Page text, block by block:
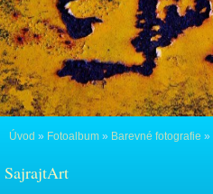
Úvod » Fotoalbum » Barevné fotografie »
SajrajtArt